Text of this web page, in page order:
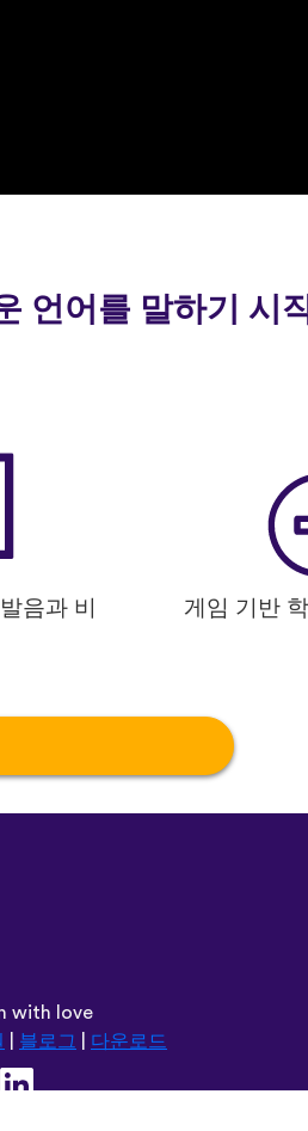
언어를 말하기 시
음과 비
게임 기반
with love
블로그 다운로드